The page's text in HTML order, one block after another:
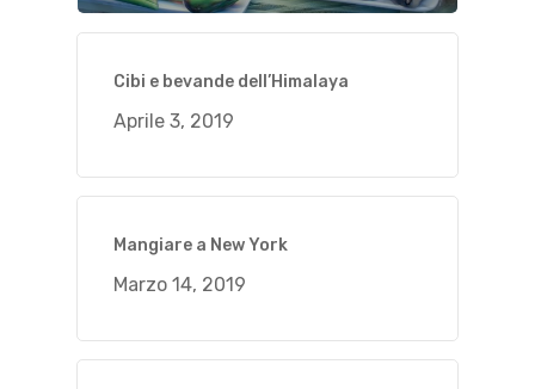
Cibi e bevande dell’Himalaya
Aprile 3, 2019
Mangiare a New York
Marzo 14, 2019